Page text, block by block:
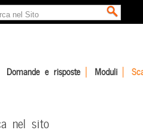
Domande e risposte Moduli
nel sito